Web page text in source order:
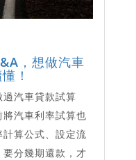
，想做汽車
！
汽車貸款試算
汽車利率試算也
算公式、設定流
分幾期還款，才